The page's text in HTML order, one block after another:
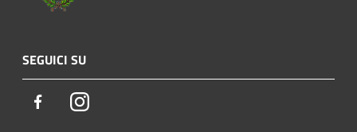
SEGUICI SU
FacebookInstagram